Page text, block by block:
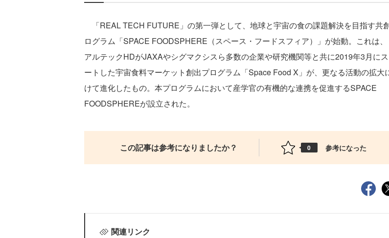
「REAL TECH FUTURE」の第一弾として、地球と宇宙の食の課題解決を目指す共
ログラム「SPACE FOODSPHERE（スペース・フードスフィア）」が始動。これは、
アルテックHDがJAXAやシグマクシスら多数の企業や研究機関等と共に2019年3月に
ートした宇宙食料マーケット創出プログラム「Space Food X」が、更なる活動の拡大
けて進化したもの。本プログラムにおいて産学官の有機的な連携を促進するSPACE
FOODSPHEREが設立された。
この記事は参考になりましたか？ 0 参考になった
関連リンク